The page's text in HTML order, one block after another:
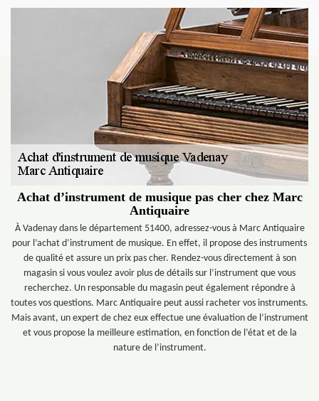
Achat d’instrument de musique pas cher chez Marc
Antiquaire
À Vadenay dans le département 51400, adressez-vous à Marc Antiquaire
pour l’achat d’instrument de musique. En effet, il propose des instruments
de qualité et assure un prix pas cher. Rendez-vous directement à son
magasin si vous voulez avoir plus de détails sur l’instrument que vous
recherchez. Un responsable du magasin peut également répondre à
toutes vos questions. Marc Antiquaire peut aussi racheter vos instruments.
Mais avant, un expert de chez eux effectue une évaluation de l’instrument
et vous propose la meilleure estimation, en fonction de l’état et de la
nature de l’instrument.